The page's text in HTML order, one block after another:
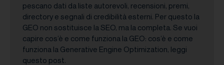
pescano dati da liste autorevoli, recensioni, premi,
directory e segnali di credibilità esterni. Per questo la
GEO non sostituisce la SEO, ma la completa. Se vuoi
capire cos’è e come funziona la GEO: cos’è e come
funziona la Generative Engine Optimization, leggi
questo post.